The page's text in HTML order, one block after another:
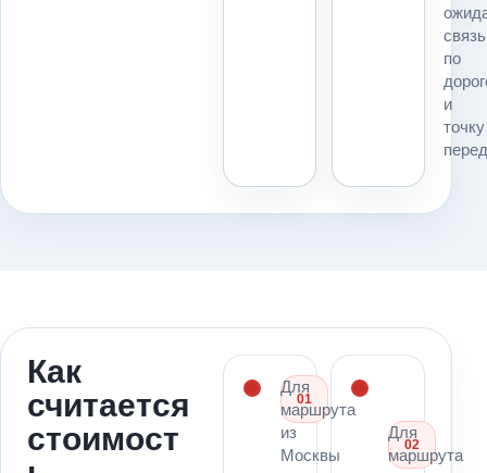
связь
по
и
точку
Как
считается
стоимост
01
Для
маршрута
из
Москвы
02
Для
маршрута